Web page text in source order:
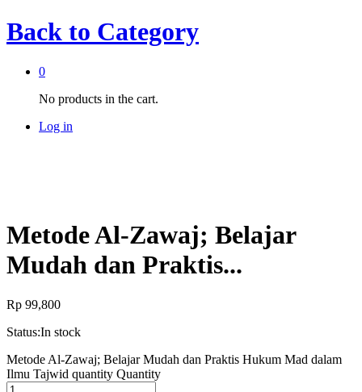
Back to Category
0
No products in the cart.
Log in
Metode Al-Zawaj; Belajar
Mudah dan Praktis...
Rp 99,800
Status:In stock
Metode Al-Zawaj; Belajar Mudah dan Praktis Hukum Mad dalam
Ilmu Tajwid quantity Quantity